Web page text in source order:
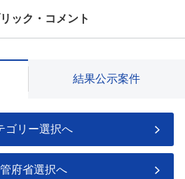
ック・コメント
結果公示案件
ゴリー選択へ
府省選択へ